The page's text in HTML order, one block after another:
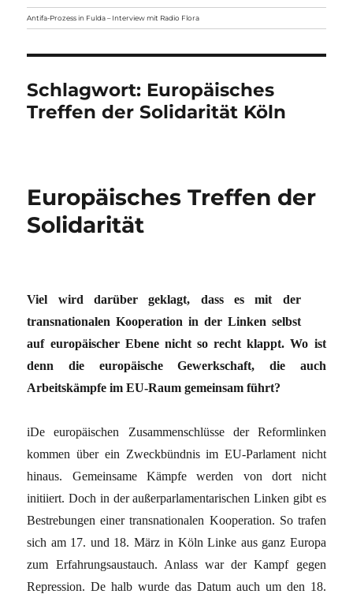
Antifa-Prozess in Fulda – Interview mit Radio Flora
Schlagwort: Europäisches
Treffen der Solidarität Köln
Europäisches Treffen der
Solidarität
Viel wird darüber geklagt, dass es mit der
transnationalen Kooperation in der Linken selbst
auf europäischer Ebene nicht so recht klappt. Wo ist
denn die europäische Gewerkschaft, die auch
Arbeitskämpfe im EU-Raum gemeinsam führt?
iDe europäischen Zusammenschlüsse der Reformlinken
kommen über ein Zweckbündnis im EU-Parlament nicht
hinaus. Gemeinsame Kämpfe werden von dort nicht
initiiert. Doch in der außerparlamentarischen Linken gibt es
Bestrebungen einer transnationalen Kooperation. So trafen
sich am 17. und 18. März in Köln Linke aus ganz Europa
zum Erfahrungsaustauch. Anlass war der Kampf gegen
Repression. De halb wurde das Datum auch um den 18.